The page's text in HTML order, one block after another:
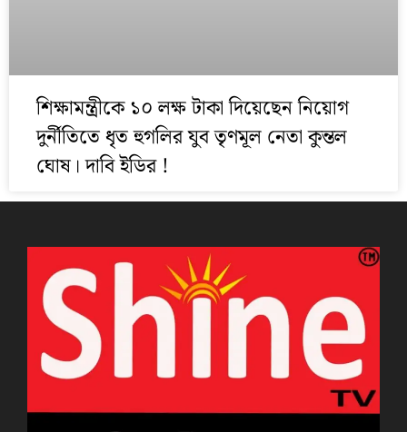
শিক্ষামন্ত্রীকে ১০ লক্ষ টাকা দিয়েছেন নিয়োগ
দুর্নীতিতে ধৃত হুগলির যুব তৃণমূল নেতা কুন্তল
ঘোষ। দাবি ইডির !